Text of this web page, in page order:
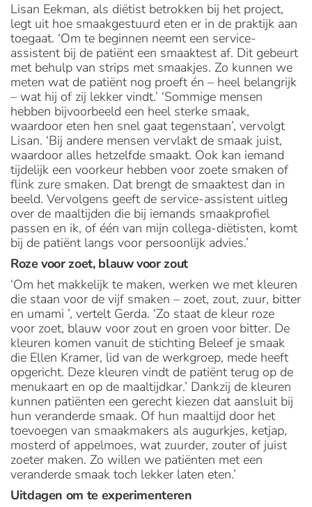
Lisan Eekman, als diëtist betrokken bij het project,
legt uit hoe smaakgestuurd eten er in de praktijk aan
toegaat. ‘Om te beginnen neemt een service-
assistent bij de patiënt een smaaktest af. Dit gebeurt
met behulp van strips met smaakjes. Zo kunnen we
meten wat de patiënt nog proeft én – heel belangrijk
– wat hij of zij lekker vindt.’ ‘Sommige mensen
hebben bijvoorbeeld een heel sterke smaak,
waardoor eten hen snel gaat tegenstaan’, vervolgt
Lisan. ‘Bij andere mensen vervlakt de smaak juist,
waardoor alles hetzelfde smaakt. Ook kan iemand
tijdelijk een voorkeur hebben voor zoete smaken of
flink zure smaken. Dat brengt de smaaktest dan in
beeld. Vervolgens geeft de service-assistent uitleg
over de maaltijden die bij iemands smaakprofiel
passen en ik, of één van mijn collega-diëtisten, komt
bij de patiënt langs voor persoonlijk advies.’
Roze voor zoet, blauw voor zout
‘Om het makkelijk te maken, werken we met kleuren
die staan voor de vijf smaken – zoet, zout, zuur, bitter
en umami ’, vertelt Gerda. ‘Zo staat de kleur roze
voor zoet, blauw voor zout en groen voor bitter. De
kleuren komen vanuit de stichting Beleef je smaak
die Ellen Kramer, lid van de werkgroep, mede heeft
opgericht. Deze kleuren vindt de patiënt terug op de
menukaart en op de maaltijdkar.’ Dankzij de kleuren
kunnen patiënten een gerecht kiezen dat aansluit bij
hun veranderde smaak. Of hun maaltijd door het
toevoegen van smaakmakers als augurkjes, ketjap,
mosterd of appelmoes, wat zuurder, zouter of juist
zoeter maken. Zo willen we patiënten met een
veranderde smaak toch lekker laten eten.’
Uitdagen om te experimenteren